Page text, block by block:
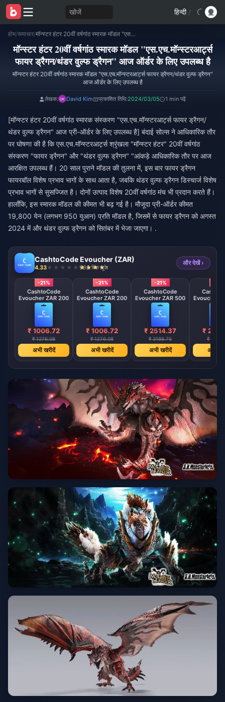
खोजें हिन्दी /
होम/समाचार/ मॉन्स्टर हंटर 20वीं वर्षगांठ स्मारक मॉडल "एस.एच.मॉन्स्टरआर्ट्स फायर ड्रैगन/थंडर वुल्फ ड्रैगन" आज ऑर्डर के लिए उपलब्ध है
मॉन्स्टर हंटर 20वीं वर्षगांठ स्मारक मॉडल "एस.एच.मॉन्स्टरआर्ट्स
फायर ड्रैगन/थंडर वुल्फ ड्रैगन" आज ऑर्डर के लिए उपलब्ध है
मॉन्स्टर हंटर 20वीं वर्षगांठ स्मारक मॉडल "एस.एच.मॉन्स्टरआर्ट्स फायर ड्रैगन/थंडर वुल्फ ड्रैगन"
आज ऑर्डर के लिए उपलब्ध है
लेखक: David Kim प्रकाशित तिथि:2024/03/05 1 min पढ़ें
[मॉन्स्टर हंटर 20वीं वर्षगांठ स्मारक संस्करण "एस.एच.मॉन्स्टरआर्ट्स फायर ड्रैगन/
थंडर वुल्फ ड्रैगन" आज प्री-ऑर्डर के लिए उपलब्ध है] बंदाई सोल्स ने आधिकारिक तौर
पर घोषणा की है कि एस.एच.मॉन्स्टरआर्ट्स श्रृंखला "मॉन्स्टर हंटर" 20वीं वर्षगांठ
संस्करण "फायर ड्रैगन" और "थंडर वुल्फ ड्रैगन" "आंकड़े आधिकारिक तौर पर आज
आरक्षित उपलब्ध हैं। 20 साल पुराने मॉडल की तुलना में, इस बार फायर ड्रैगन
फायरबॉल विशेष प्रभाव भागों के साथ आता है, जबकि थंडर वुल्फ ड्रैगन डिस्चार्ज विशेष
प्रभाव भागों से सुसज्जित है। दोनों उत्पाद विशेष 20वीं वर्षगांठ मंच भी प्रदान करते हैं।
हालाँकि, इस स्मारक मॉडल की कीमत भी बढ़ गई है। मौजूदा प्री-ऑर्डर कीमत
19,800 येन (लगभग 950 युआन) प्रति मॉडल है, जिसमें से फायर ड्रैगन को अगस्त
2024 में और थंडर वुल्फ ड्रैगन को सितंबर में भेजा जाएगा। .
CashtoCode Evoucher (ZAR)
4.33 998 बिक चुके
और देखें ›
-21%
CashtoCode
Evoucher ZAR 200
₹ 1006.72
₹ 1276.08
अभी खरीदें
-21%
CashtoCode
Evoucher ZAR 200
₹ 1006.72
₹ 1276.08
अभी खरीदें
-21%
CashtoCode
Evoucher ZAR 500
₹ 2514.37
₹ 3188.75
अभी खरीदें
Evoucher
₹
₹
अभी